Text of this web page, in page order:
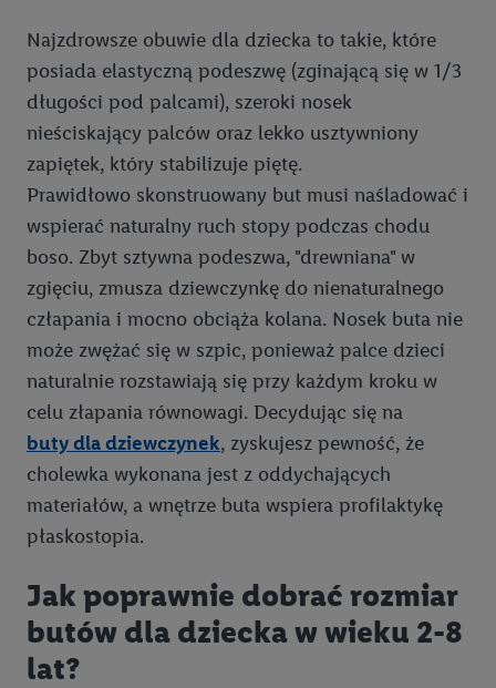
Najzdrowsze obuwie dla dziecka to takie, które
posiada elastyczną podeszwę (zginającą się w 1/3
długości pod palcami), szeroki nosek
nieściskający palców oraz lekko usztywniony
zapiętek, który stabilizuje piętę.
Prawidłowo skonstruowany but musi naśladować i
wspierać naturalny ruch stopy podczas chodu
boso. Zbyt sztywna podeszwa, "drewniana" w
zgięciu, zmusza dziewczynkę do nienaturalnego
człapania i mocno obciąża kolana. Nosek buta nie
może zwężać się w szpic, ponieważ palce dzieci
naturalnie rozstawiają się przy każdym kroku w
celu złapania równowagi. Decydując się na
buty dla dziewczynek, zyskujesz pewność, że
cholewka wykonana jest z oddychających
materiałów, a wnętrze buta wspiera profilaktykę
płaskostopia.
Jak poprawnie dobrać rozmiar
butów dla dziecka w wieku 2-8
lat?